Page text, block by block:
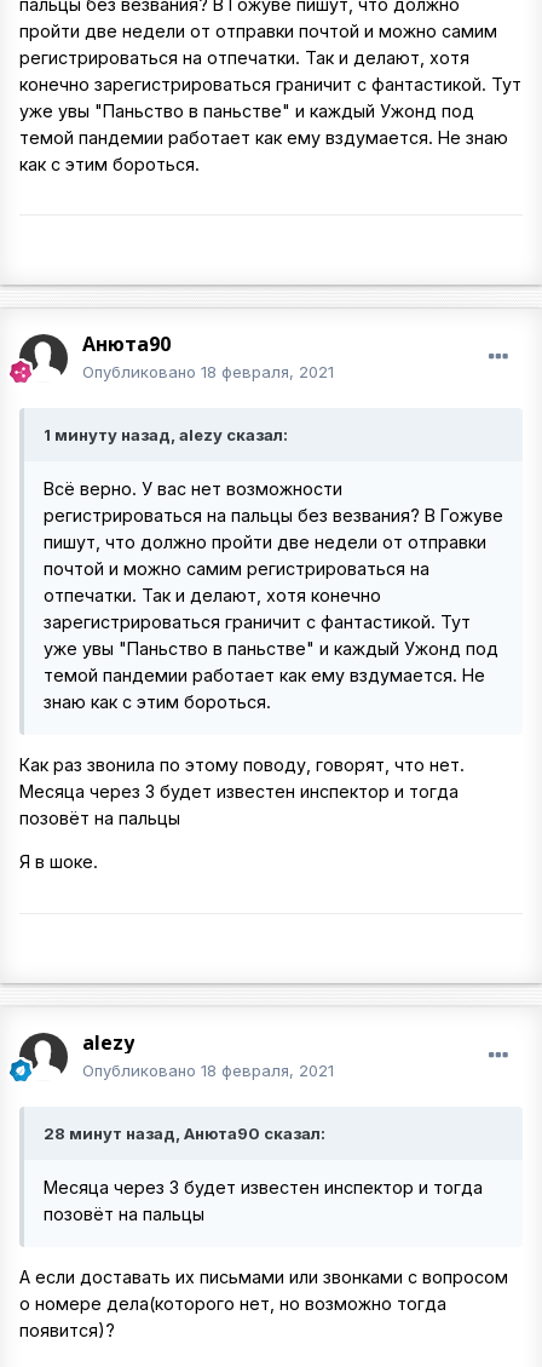
пройти две недели от отправки почтой и можно самим
регистрироваться на отпечатки. Так и делают, хотя
конечно зарегистрироваться граничит с фантастикой. Тут
уже увы "Паньство в паньстве" и каждый Ужонд под
темой пандемии работает как ему вздумается. Не знаю
как с этим бороться.
Анюта90
Опубликовано 18 февраля, 2021
1 минуту назад, alezy сказал:
Всё верно. У вас нет возможности
регистрироваться на пальцы без везвания? В Гожуве
пишут, что должно пройти две недели от отправки
почтой и можно самим регистрироваться на
отпечатки. Так и делают, хотя конечно
зарегистрироваться граничит с фантастикой. Тут
уже увы "Паньство в паньстве" и каждый Ужонд под
темой пандемии работает как ему вздумается. Не
знаю как с этим бороться.
Как раз звонила по этому поводу, говорят, что нет.
Месяца через 3 будет известен инспектор и тогда
позовёт на пальцы
Я в шоке.
alezy
Опубликовано 18 февраля, 2021
28 минут назад, Анюта90 сказал:
Месяца через 3 будет известен инспектор и тогда
позовёт на пальцы
А если доставать их письмами или звонками с вопросом
о номере дела(которого нет, но возможно тогда
появится)?